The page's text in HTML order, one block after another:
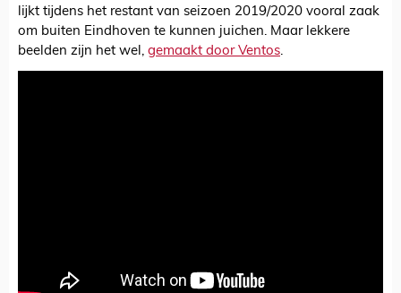
lijkt tijdens het restant van seizoen 2019/2020 vooral zaak
om buiten Eindhoven te kunnen juichen. Maar lekkere
beelden zijn het wel, gemaakt door Ventos.